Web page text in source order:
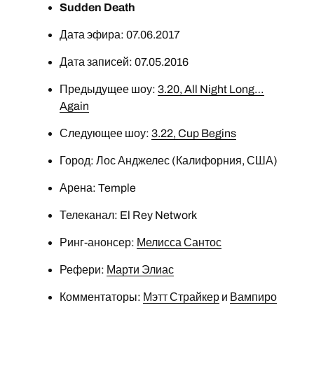
Sudden Death
Дата эфира: 07.06.2017
Дата записей: 07.05.2016
Предыдущее шоу: 3.20, All Night Long…
Again
Следующее шоу: 3.22, Cup Begins
Город: Лос Анджелес (Калифорния, США)
Арена: Temple
Телеканал: El Rey Network
Ринг-анонсер: Мелисса Сантос
Рефери: Марти Элиас
Комментаторы: Мэтт Страйкери Вампиро